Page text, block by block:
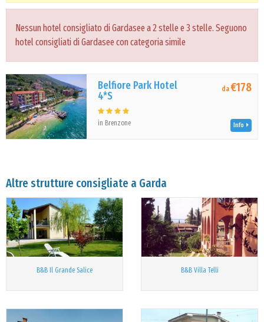
Nessun hotel consigliato di Gardasee a 2 stelle e 3 stelle. Seguono
hotel consigliati di Gardasee con categoria simile
Belfiore Park Hotel
4*S
in Brenzone
da€178
Info
Altre strutture consigliate a Garda
B&B Il Grande Salice B&B Villa Telli